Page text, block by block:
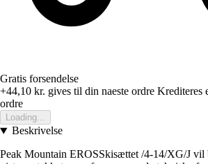
Gratis forsendelse
+44,10 kr. gives til din naeste ordre Krediteres
ordre
Loading...
Beskrivelse
Peak Mountain EROSSkisættet /4-14/XG/J vil